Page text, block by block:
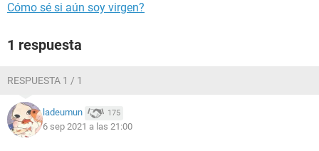
Cómo sé si aún soy virgen?
1 respuesta
RESPUESTA 1 / 1
ladeumun 175
6 sep 2021 a las 21:00